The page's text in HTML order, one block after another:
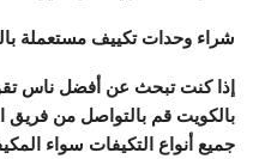
شراء وحدات تكييف مستعملة
إذا كنت تبحث عن أفضل ناس
بالكويت قم بالتواصل من
جميع أنواع التكيفات سواء